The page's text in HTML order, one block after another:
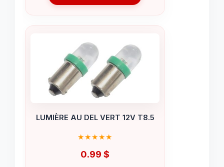
LUMIÈRE AU DEL VERT 12V T8.5
0.99 $